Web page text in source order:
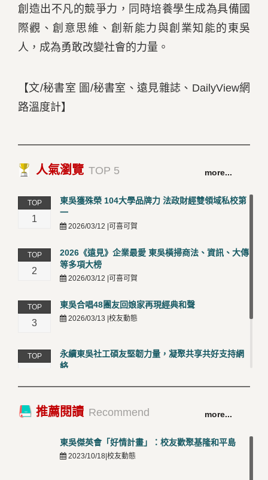
創造出不凡的競爭力，同時培養學生成為具備國
際觀、創意思維、創新能力與創業知能的東吳
人，成為勇敢改變社會的力量。
【文/秘書室 圖/秘書室、遠見雜誌、 DailyView網
路溫度計】
人氣瀏覽 TOP 5 more...
TOP
1
東吳獲殊榮 104大學品牌力 法政財經雙領域私校第
一
2026/03/12 |可喜可賀
TOP
2
2026《遠見》企業最愛 東吳橫掃商法、資訊、大傳
等多項大榜
2026/03/12 |可喜可賀
TOP
3
東吳合唱48團友回娘家再現經典和聲
2026/03/13 |校友動態
TOP
永續東吳社工碩友堅韌力量，凝聚共享共好支持網
絡
TOP
卓越永續校園 東吳大學連奪 ISO 14001、45001 及
50001三大國際驗證殊榮
推薦閱讀 Recommend more...
東吳傑英會「好情計畫」：校友歡聚基隆和平島
2023/10/18|校友動態